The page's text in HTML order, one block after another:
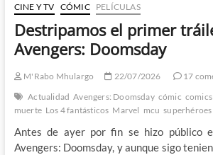
CINE Y TV CÓMIC PELÍCULAS
Destripamos el primer
Avengers: Doomsday
M'Rabo Mhulargo 22/07/2026
17
Actualidad Avengers: Doomsday cómic comics
muerte Los 4 fantásticos Marvel mcu superhéroes
Antes de ayer por fin se hizo público
Avengers: Doomsday, y aunque sigo